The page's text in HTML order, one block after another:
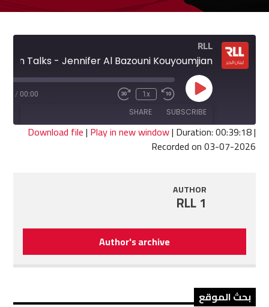
RLL
Play
Episode
Rewind
10
Seconds
1x
Fast
seconds
00:00
/
SUBSCRIBE
SHARE
SHARE
Download file| Play in new window| Duration: 00:39:18|
Recorded on 03-07-2026
AUTHOR
RLL 1
Author's archive
بحث الموقع